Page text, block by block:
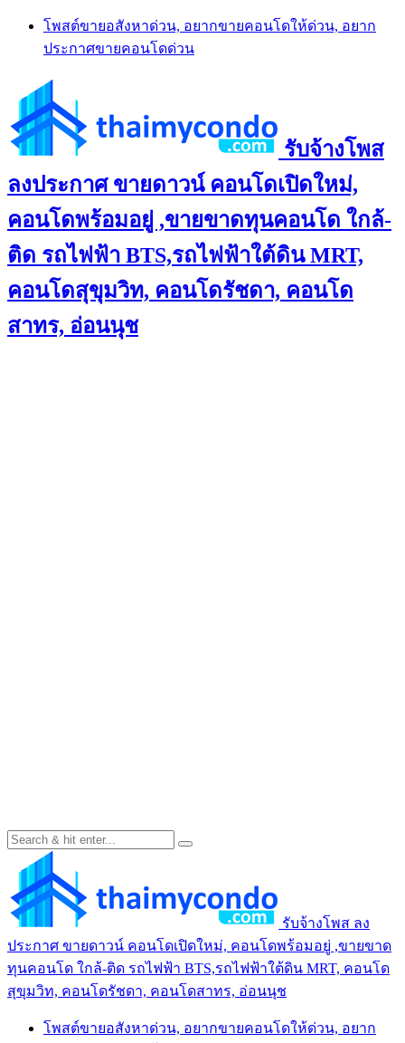
Skip
content
โพสต์ขายอสังหาด่วน, อยากขายคอนโดให้ด่วน, อยาก
ประกาศขายคอนโดด่วน
รับจ้างโพส
ลงประกาศ ขายดาวน์ คอนโดเปิดใหม่,
คอนโดพร้อมอยู่ ,ขายขาดทุนคอนโด ใกล้-
ติด รถไฟฟ้า BTS,รถไฟฟ้าใต้ดิน MRT,
คอนโดสุขุมวิท, คอนโดรัชดา, คอนโด
สาทร, อ่อนนุช
รับจ้างโพส ลง
ประกาศ ขายดาวน์ คอนโดเปิดใหม่, คอนโดพร้อมอยู่ ,ขายขาด
ทุนคอนโด ใกล้-ติด รถไฟฟ้า BTS,รถไฟฟ้าใต้ดิน MRT, คอนโด
สุขุมวิท, คอนโดรัชดา, คอนโดสาทร, อ่อนนุช
โพสต์ขายอสังหาด่วน, อยากขายคอนโดให้ด่วน, อยาก